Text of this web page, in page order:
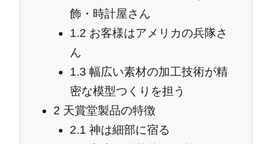
飾・時計屋さん
1.2 お客様はアメリカの兵隊さ
ん
1.3 幅広い素材の加工技術が精
密な模型つくりを担う
2 天賞堂製品の特徴
2.1 神は細部に宿る